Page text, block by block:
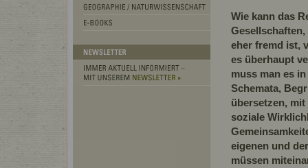
Wie kann das
eher fremd ist,
es überhaupt
muss man es
Schemata,
übersetzen,
soziale
eigenen und
müssen